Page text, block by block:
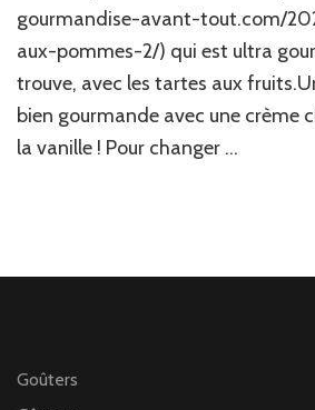
gourmandise-avant-tout.com/
aux-pommes-2/) qui est ultra
trouve, avec les tartes aux
bien gourmande avec une crème
la vanille ! Pour changer …
Goûters